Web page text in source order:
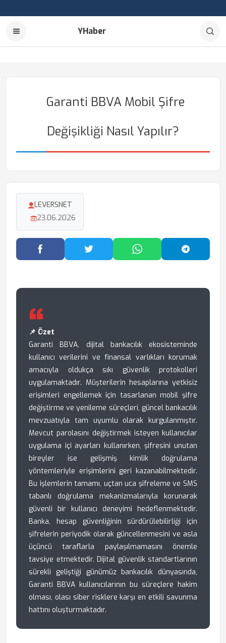
YHaber
Garanti BBVA Mobil Şifre
Değişikliği Nasıl Yapılır?
LEVERSNET
23.06.2026
Facebook'ta PaylaşTwitter'da PaylaşWhatsApp'ta Paylaş
📌 Özet
Garanti BBVA, dijital bankacılık ekosisteminde
kullanıcı verilerini ve finansal varlıkları korumak
amacıyla oldukça sıkı güvenlik protokolleri
uygulamaktadır. Müşterilerin hesaplarına yetkisiz
erişimleri engellemek için tasarlanan mobil şifre
değiştirme ve yenileme süreçleri, güncel bankacılık
mevzuatıyla tam uyumlu olarak kurgulanmıştır.
Mevcut parolasını değiştirmek isteyen kullanıcılar
uygulama içi ayarları kullanırken, şifresini unutan
bireyler ise gelişmiş kimlik doğrulama
yöntemleriyle erişimlerini geri kazanabilmektedir.
Bu işlemlerin tamamı, uçtan uca şifreleme ve SMS
tabanlı doğrulama mekanizmalarıyla korunarak
güvenli bir kullanıcı deneyimi hedeflenmektedir.
Banka, hesap güvenliğinin sürdürülebilirliği için
şifrelerin periyodik olarak güncellenmesini ve asla
üçüncü taraflarla paylaşılmamasını önemle
tavsiye etmektedir. Dijital güvenlik standartlarının
sürekli geliştiği günümüz bankacılık dünyasında,
Garanti BBVA kullanıcılarının bu süreçlere hakim
olması, olası siber risklere karşı en etkili savunma
hattını oluşturmaktadır.